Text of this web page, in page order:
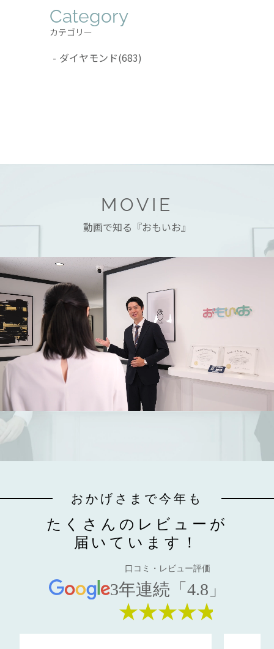
Category
カテゴリー
ダイヤモンド(683)
MOVIE
動画で知る『おもいお』
おかげさまで今年も
たくさんのレビューが
届いています！
口コミ・レビュー評価
3年連続「4.8」
★★★★★